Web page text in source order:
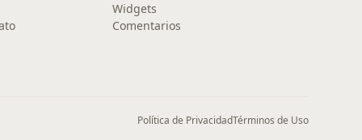
Widgets
Comentarios
Política de PrivacidadTérminos de Uso